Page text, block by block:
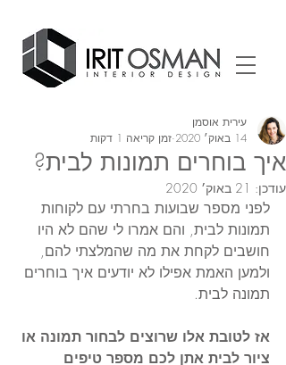
איך בוחרים תמונות לבית?
עירית אוסמן
14 באוק׳ 2020
זמן קריאה 1 דקות
עודכן: 21 באוק׳ 2020
לפני מספר שבועות בחרתי עם לקוחות
תמונות לבית, והם אמרו לי שהם לא היו
חושבים לקחת את מה שהמלצתי להם,
ולמען האמת אפילו לא יודעים איך בוחרים
תמונה לבית.
אז לטובת אלו שרוצים לבחור תמונה או
ציור לבית אתן לכם מספר טיפים